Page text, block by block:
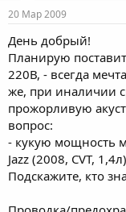
е
м
ы
л
20 Мар 2009
День добрый!
Планирую
220В, - всегда
же, при иналичии
прожорливую
вопрос:
- кукую мощность
Jazz (2008, CVT,
Подскажите, кто